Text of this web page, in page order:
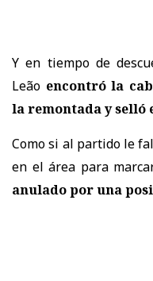
Y en tiempo de
Leão encontró la
la remontada y selló
Como si al partido le
en el área para
anulado por una